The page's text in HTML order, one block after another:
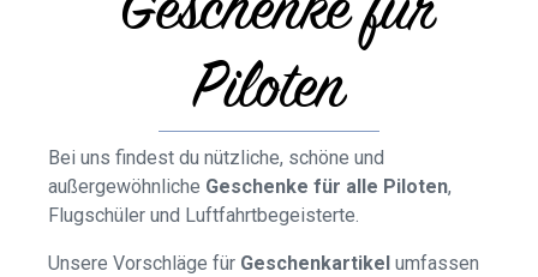
Piloten
Bei uns findest du nützliche, schöne und
außergewöhnliche Geschenke für alle Piloten,
Flugschüler und Luftfahrtbegeisterte.
Unsere Vorschläge für Geschenkartikel umfassen